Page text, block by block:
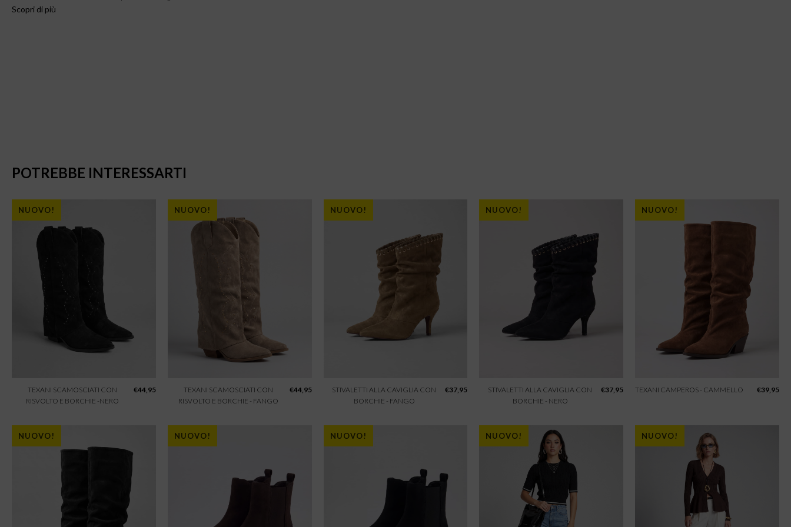
Scopri di più
POTREBBE INTERESSARTI
NUOVO!
TEXANI SCAMOSCIATI CON
RISVOLTO E BORCHIE -NERO
€44,95
NUOVO!
TEXANI SCAMOSCIATI CON
RISVOLTO E BORCHIE - FANGO
€44,95
NUOVO!
STIVALETTI ALLA CAVIGLIA CON
BORCHIE - FANGO
€37,95
NUOVO!
STIVALETTI ALLA CAVIGLIA CON
BORCHIE - NERO
€37,95
NUOVO!
TEXANI CAMPEROS - CAMMELLO €39,95
NUOVO! NUOVO! NUOVO! NUOVO! NUOVO!